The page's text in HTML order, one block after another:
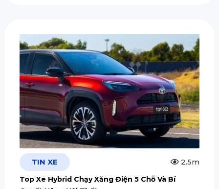
TIN XE 2.5m
Top Xe Hybrid Chạy Xăng Điện 5 Chỗ Và Bí